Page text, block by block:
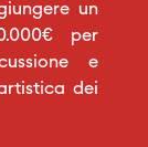
un
per
e
dei